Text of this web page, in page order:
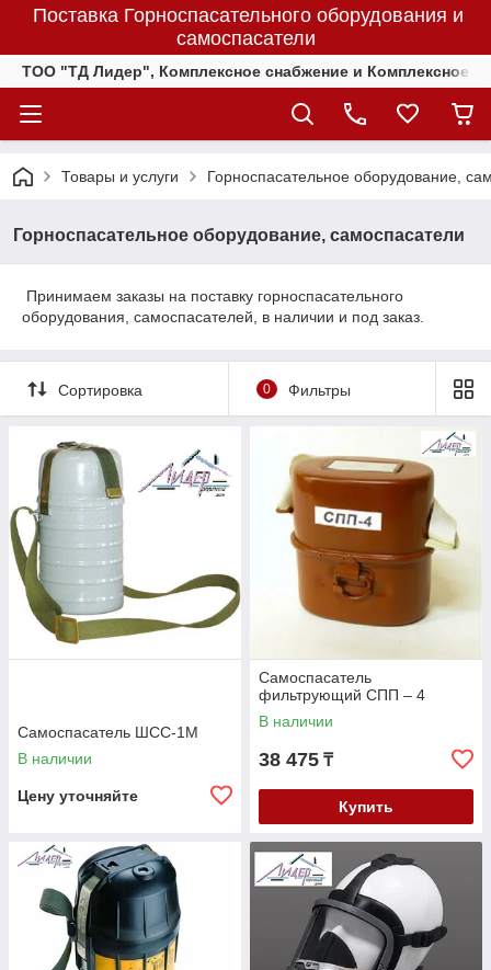
Поставка Горноспасательного оборудования и
самоспасатели
ТОО "ТД Лидер", Комплексное снабжение и Комплексное
Товары и услуги Горноспасательное оборудование,
Горноспасательное оборудование, самоспасатели
Принимаем заказы на поставку горноспасательного
оборудования, самоспасателей, в наличии и под заказ.
Сортировка 0 Фильтры
Самоспасатель ШСС-1М
В наличии
Цену уточняйте
Самоспасатель
фильтрующий СПП – 4
В наличии
38 475 ₸
Купить